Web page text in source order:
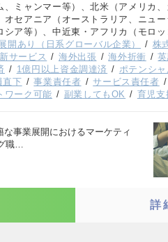
ミャンマー等）、北米（アメリカ
セアニア（オーストラリア、ニュー
ア等）、中近東・アフリカ（モロ
開あり（日系グローバル企業） 株
サービス 海外出張 海外折衝
1億円以上資金調達済
ポテンシ
直下 事業責任者 サービス責任者
ワーク可能 副業してもOK 育児支
事業展開におけるマーケティ
職…
詳